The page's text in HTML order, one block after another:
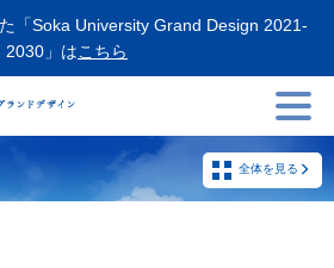
「Soka University Grand Design 2021-
2030」はこちら
全体を見る